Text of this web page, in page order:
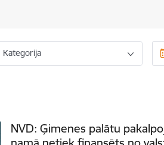
Kategorija
NVD: Ģimenes palātu